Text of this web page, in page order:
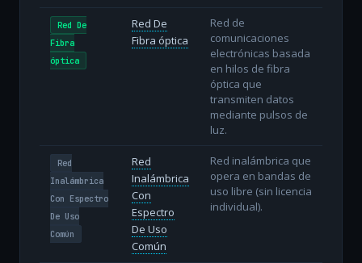
Red De
Fibra
óptica
Red De
Fibra óptica
Red de
comunicaciones
electrónicas basada
en hilos de fibra
óptica que
transmiten datos
mediante pulsos de
luz.
Red
Inalámbrica
Con Espectro
De Uso
Común
Red
Inalámbrica
Con
Espectro
De Uso
Común
Red inalámbrica que
opera en bandas de
uso libre (sin licencia
individual).